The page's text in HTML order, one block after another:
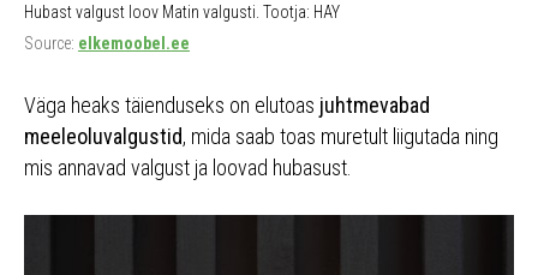
Hubast valgust loov Matin valgusti. Tootja: HAY
Source: elkemoobel.ee
Väga heaks täienduseks on elutoas juhtmevabad
meeleoluvalgustid, mida saab toas muretult liigutada ning
mis annavad valgust ja loovad hubasust.